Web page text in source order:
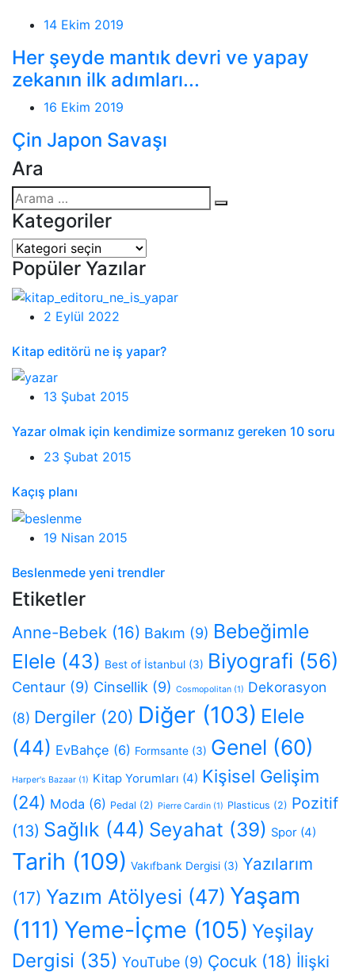
14 Ekim 2019
Her şeyde mantık devri ve yapay
zekanın ilk adımları...
16 Ekim 2019
Çin Japon Savaşı
Ara
Kategoriler
Kategoriler
Popüler Yazılar
2 Eylül 2022
Kitap editörü ne iş yapar?
13 Şubat 2015
Yazar olmak için kendimize sormanız gereken 10 soru
23 Şubat 2015
Kaçış planı
19 Nisan 2015
Beslenmede yeni trendler
Etiketler
Anne-Bebek (16) Bakım (9) Bebeğimle
Elele (43) Best of İstanbul (3) Biyografi (56)
Centaur (9) Cinsellik (9) Cosmopolitan (1) Dekorasyon
(8) Dergiler (20) Diğer (103) Elele
(44) EvBahçe (6) Formsante (3) Genel (60)
Harper's Bazaar (1) Kitap Yorumları (4) Kişisel Gelişim
(24) Moda (6) Pedal (2) Pierre Cardin (1) Plasticus (2) Pozitif
(13) Sağlık (44) Seyahat (39) Spor (4)
Tarih (109) Vakıfbank Dergisi (3) Yazılarım
(17) Yazım Atölyesi (47) Yaşam
(111) Yeme-İçme (105) Yeşilay
Dergisi (35) YouTube (9) Çocuk (18) İlişki